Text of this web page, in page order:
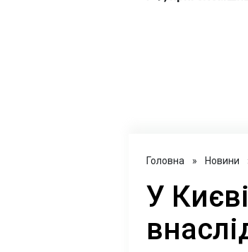
Головна » Новини
У